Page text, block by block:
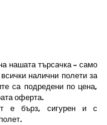
нашата търсачка – само
налични полети за
са подредени по цена,
оферта.
е бърз, сигурен и с